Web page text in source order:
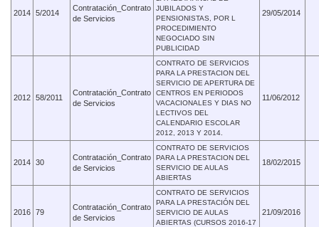
2014 5/2014
Contratación_Contrato
de Servicios
JUBILADOS Y
PENSIONISTAS, POR L
PROCEDIMIENTO
NEGOCIADO SIN
PUBLICIDAD
29/05/2014
2012 58/2011
Contratación_Contrato
de Servicios
CONTRATO DE SERVICIOS
PARA LA PRESTACION DEL
SERVICIO DE APERTURA DE
CENTROS EN PERIODOS
VACACIONALES Y DIAS NO
LECTIVOS DEL
CALENDARIO ESCOLAR
2012, 2013 Y 2014.
11/06/2012
2014 30
Contratación_Contrato
de Servicios
CONTRATO DE SERVICIOS
PARA LA PRESTACION DEL
SERVICIO DE AULAS
ABIERTAS
18/02/2015
2016 79
Contratación_Contrato
de Servicios
CONTRATO DE SERVICIOS
PARA LA PRESTACIÓN DEL
SERVICIO DE AULAS
ABIERTAS (CURSOS 2016-17
21/09/2016